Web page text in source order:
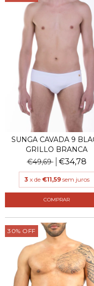
SUNGA CAVADA 9
GRILLO BRANCA
€49,69
€34,78
3 x de €11,59 sem juros
COMPRAR
30% OFF